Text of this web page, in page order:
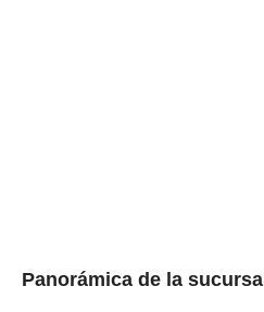
Panorámica de la sucursal